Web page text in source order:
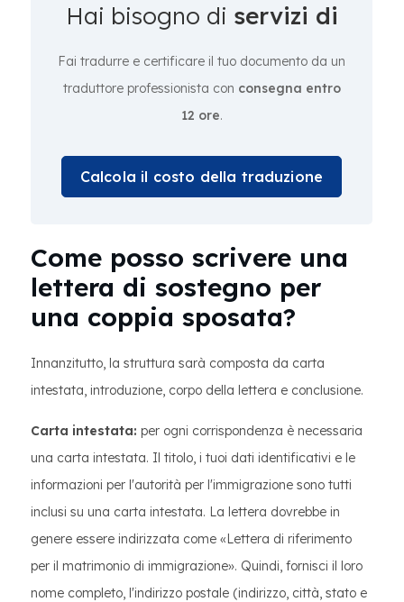
Hai bisogno di servizi di
Fai tradurre e certificare il tuo documento da un
traduttore professionista con consegna entro
12 ore.
Calcola il costo della traduzione
Come posso scrivere una
lettera di sostegno per
una coppia sposata?
Innanzitutto, la struttura sarà composta da carta
intestata, introduzione, corpo della lettera e conclusione.
Carta intestata: per ogni corrispondenza è necessaria
una carta intestata. Il titolo, i tuoi dati identificativi e le
informazioni per l'autorità per l'immigrazione sono tutti
inclusi su una carta intestata. La lettera dovrebbe in
genere essere indirizzata come «Lettera di riferimento
per il matrimonio di immigrazione». Quindi, fornisci il loro
nome completo, l'indirizzo postale (indirizzo, città, stato e